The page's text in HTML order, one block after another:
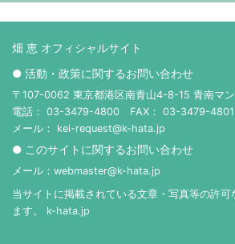
畑 恵 オフィシャルサイト
● 活動・政策に関するお問い合わせ
〒107-0062 東京都港区南青山4-8-15 青南マ
電話： 03-3479-4800 FAX： 03-3479-4801
メール： kei-request@k-hata.jp
● このサイトに関するお問い合わせ
メール：webmaster@k-hata.jp
当サイトに掲載されている文章・写真等の許可
ます。 k-hata.jp